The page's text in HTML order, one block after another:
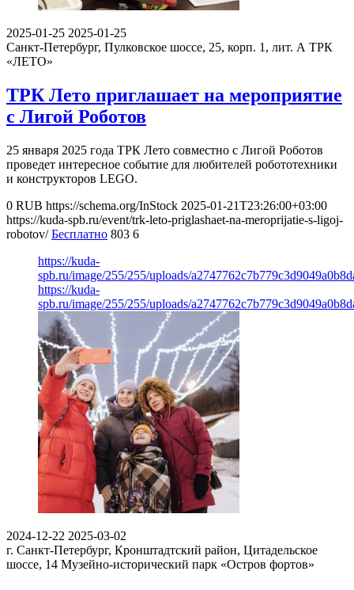
2025-01-25 2025-01-25
Санкт-Петербург, Пулковское шоссе, 25, корп. 1, лит. А ТРК
«ЛЕТО»
ТРК Лето приглашает на мероприятие
с Лигой Роботов
25 января 2025 года ТРК Лето совместно с Лигой Роботов
проведет интересное событие для любителей робототехники
и конструкторов LEGO.
0 RUB https://schema.org/InStock 2025-01-21T23:26:00+03:00
https://kuda-spb.ru/event/trk-leto-priglashaet-na-meroprijatie-s-ligoj-
robotov/ Бесплатно 803 6
https://kuda-
spb.ru/image/255/255/uploads/
https://kuda-
spb.ru/image/255/255/uploads/
2024-12-22 2025-03-02
г. Санкт-Петербург, Кронштадтский район, Цитадельское
шоссе, 14 Музейно-исторический парк «Остров фортов»